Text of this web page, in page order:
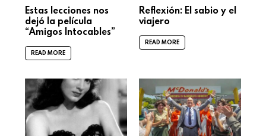
Estas lecciones nos
dejó la película
“Amigos Intocables”
READ MORE
Reflexión: El sabio y el
viajero
READ MORE